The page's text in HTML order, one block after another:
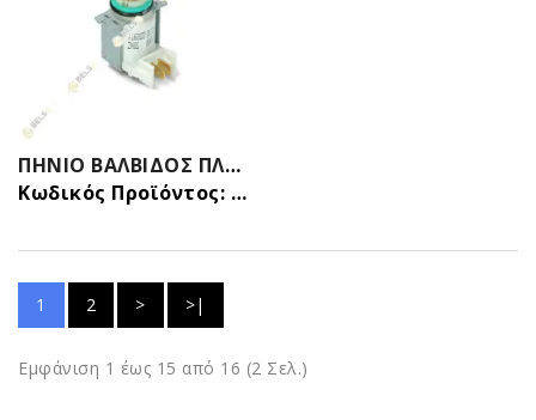
ΠΗΝΙΟ ΒΑΛΒΙΔΟΣ ΠΛΥΝΤΗΡΙΟΥ ΠΙΑΤΩΝ SIEMENS BOSCH 00166874 ORIGINAL
Κωδικός Προϊόντος: 31036411
1 2 > >|
Εμφάνιση 1 έως 15 από 16 (2 Σελ.)